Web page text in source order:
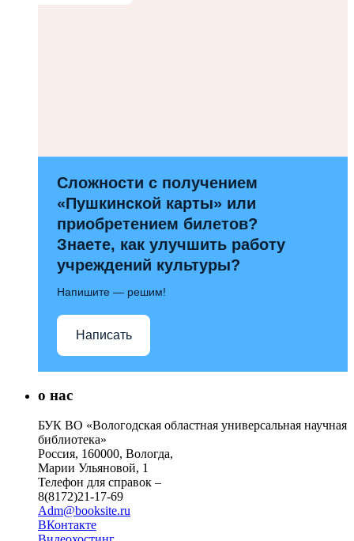
Сложности с получением
«Пушкинской карты» или
приобретением билетов?
Знаете, как улучшить работу
учреждений культуры?
Напишите — решим!
Написать
о нас
БУК ВО «Вологодская областная универсальная научная
библиотека»
Россия, 160000, Вологда,
Марии Ульяновой, 1
Телефон для справок –
8(8172)21-17-69
Adm@booksite.ru
ВКонтакте